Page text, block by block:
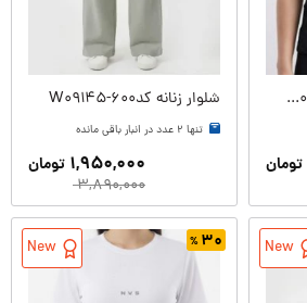
تیشرت ورزشی زنانه کدW09186-001
تومان
شلوار زنانه کدW09145-600
تنها ۲ عدد در انبار باقی مانده
۳,۸۹۰,۰۰۰
۱,۹۵۰,۰۰۰ تومان
New ۳۰ New